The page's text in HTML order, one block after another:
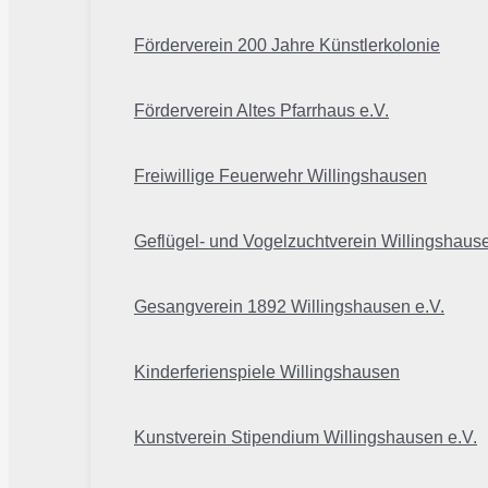
Förderverein 200 Jahre Künstlerkolonie
Förderverein Altes Pfarrhaus e.V.
Freiwillige Feuerwehr Willingshausen
Geflügel- und Vogelzuchtverein
Gesangverein 1892 Willingshausen e.V.
Kinderferienspiele Willingshausen
Kunstverein Stipendium Willingshausen e.V.